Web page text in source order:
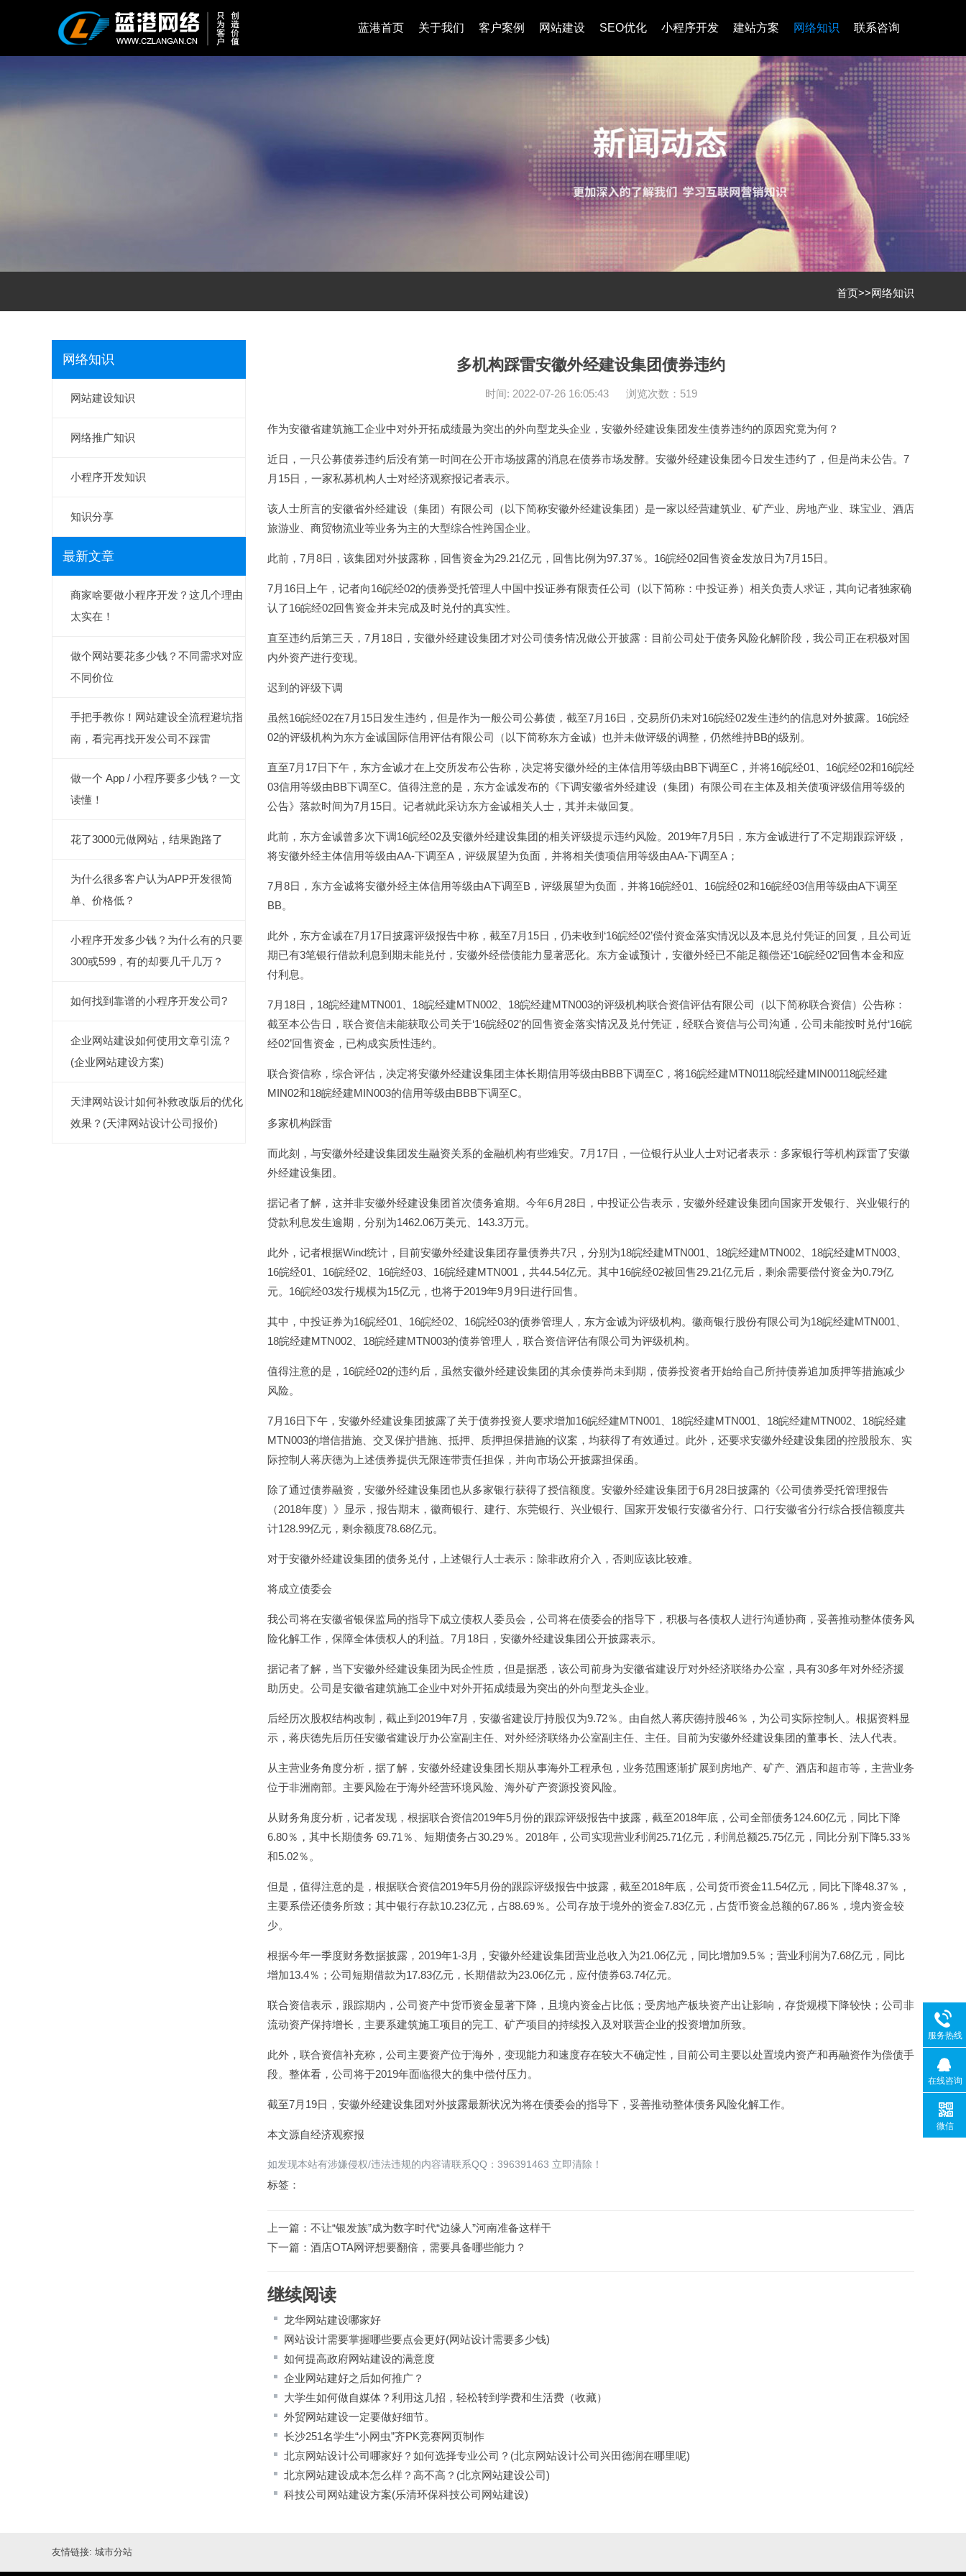
蓝港首页 关于我们 客户案例 网站建设 SEO优化 小程序开发 建站方案 网络知识 联系咨询
首页>>网络知识
网络知识
网站建设知识
网络推广知识
小程序开发知识
知识分享
最新文章
商家啥要做小程序开发？这几个理由
太实在！
做个网站要花多少钱？不同需求对应
不同价位
手把手教你！网站建设全流程避坑指
南，看完再找开发公司不踩雷
做一个 App / 小程序要多少钱？一文
读懂！
花了3000元做网站，结果跑路了
为什么很多客户认为APP开发很简
单、价格低？
小程序开发多少钱？为什么有的只要
300或599，有的却要几千几万？
如何找到靠谱的小程序开发公司?
企业网站建设如何使用文章引流？
(企业网站建设方案)
天津网站设计如何补救改版后的优化
效果？(天津网站设计公司报价)
多机构踩雷安徽外经建设集团债券违约
时间: 2022-07-26 16:05:43 浏览次数：519
作为安徽省建筑施工企业中对外开拓成绩最为突出的外向型龙头企业，安徽外经建设集团发生债券违约的原因究竟为何？
近日，一只公募债券违约后没有第一时间在公开市场披露的消息在债券市场发酵。安徽外经建设集团今日发生违约了，但是尚未公告。7
月15日，一家私募机构人士对经济观察报记者表示。
该人士所言的安徽省外经建设（集团）有限公司（以下简称安徽外经建设集团）是一家以经营建筑业、矿产业、房地产业、珠宝业、酒店
旅游业、商贸物流业等业务为主的大型综合性跨国企业。
此前，7月8日，该集团对外披露称，回售资金为29.21亿元，回售比例为97.37％。16皖经02回售资金发放日为7月15日。
7月16日上午，记者向16皖经02的债券受托管理人中国中投证券有限责任公司（以下简称：中投证券）相关负责人求证，其向记者独家确
认了16皖经02回售资金并未完成及时兑付的真实性。
直至违约后第三天，7月18日，安徽外经建设集团才对公司债务情况做公开披露：目前公司处于债务风险化解阶段，我公司正在积极对国
内外资产进行变现。
迟到的评级下调
虽然16皖经02在7月15日发生违约，但是作为一般公司公募债，截至7月16日，交易所仍未对16皖经02发生违约的信息对外披露。16皖经
02的评级机构为东方金诚国际信用评估有限公司（以下简称东方金诚）也并未做评级的调整，仍然维持BB的级别。
直至7月17日下午，东方金诚才在上交所发布公告称，决定将安徽外经的主体信用等级由BB下调至C，并将16皖经01、16皖经02和16皖经
03信用等级由BB下调至C。值得注意的是，东方金诚发布的《下调安徽省外经建设（集团）有限公司在主体及相关债项评级信用等级的
公告》落款时间为7月15日。记者就此采访东方金诚相关人士，其并未做回复。
此前，东方金诚曾多次下调16皖经02及安徽外经建设集团的相关评级提示违约风险。2019年7月5日，东方金诚进行了不定期跟踪评级，
将安徽外经主体信用等级由AA-下调至A，评级展望为负面，并将相关债项信用等级由AA-下调至A；
7月8日，东方金诚将安徽外经主体信用等级由A下调至B，评级展望为负面，并将16皖经01、16皖经02和16皖经03信用等级由A下调至
BB。
此外，东方金诚在7月17日披露评级报告中称，截至7月15日，仍未收到‘16皖经02’偿付资金落实情况以及本息兑付凭证的回复，且公司近
期已有3笔银行借款利息到期未能兑付，安徽外经偿债能力显著恶化。东方金诚预计，安徽外经已不能足额偿还‘16皖经02’回售本金和应
付利息。
7月18日，18皖经建MTN001、18皖经建MTN002、18皖经建MTN003的评级机构联合资信评估有限公司（以下简称联合资信）公告称：
截至本公告日，联合资信未能获取公司关于‘16皖经02’的回售资金落实情况及兑付凭证，经联合资信与公司沟通，公司未能按时兑付‘16皖
经02’回售资金，已构成实质性违约。
联合资信称，综合评估，决定将安徽外经建设集团主体长期信用等级由BBB下调至C，将16皖经建MTN0118皖经建MIN00118皖经建
MIN02和18皖经建MIN003的信用等级由BBB下调至C。
多家机构踩雷
而此刻，与安徽外经建设集团发生融资关系的金融机构有些难安。7月17日，一位银行从业人士对记者表示：多家银行等机构踩雷了安徽
外经建设集团。
据记者了解，这并非安徽外经建设集团首次债务逾期。今年6月28日，中投证公告表示，安徽外经建设集团向国家开发银行、兴业银行的
贷款利息发生逾期，分别为1462.06万美元、143.3万元。
此外，记者根据Wind统计，目前安徽外经建设集团存量债券共7只，分别为18皖经建MTN001、18皖经建MTN002、18皖经建MTN003、
16皖经01、16皖经02、16皖经03、16皖经建MTN001，共44.54亿元。其中16皖经02被回售29.21亿元后，剩余需要偿付资金为0.79亿
元。16皖经03发行规模为15亿元，也将于2019年9月9日进行回售。
其中，中投证券为16皖经01、16皖经02、16皖经03的债券管理人，东方金诚为评级机构。徽商银行股份有限公司为18皖经建MTN001、
18皖经建MTN002、18皖经建MTN003的债券管理人，联合资信评估有限公司为评级机构。
值得注意的是，16皖经02的违约后，虽然安徽外经建设集团的其余债券尚未到期，债券投资者开始给自己所持债券追加质押等措施减少
风险。
7月16日下午，安徽外经建设集团披露了关于债券投资人要求增加16皖经建MTN001、18皖经建MTN001、18皖经建MTN002、18皖经建
MTN003的增信措施、交叉保护措施、抵押、质押担保措施的议案，均获得了有效通过。此外，还要求安徽外经建设集团的控股股东、实
际控制人蒋庆德为上述债券提供无限连带责任担保，并向市场公开披露担保函。
除了通过债券融资，安徽外经建设集团也从多家银行获得了授信额度。安徽外经建设集团于6月28日披露的《公司债券受托管理报告
（2018年度）》显示，报告期末，徽商银行、建行、东莞银行、兴业银行、国家开发银行安徽省分行、口行安徽省分行综合授信额度共
计128.99亿元，剩余额度78.68亿元。
对于安徽外经建设集团的债务兑付，上述银行人士表示：除非政府介入，否则应该比较难。
将成立债委会
我公司将在安徽省银保监局的指导下成立债权人委员会，公司将在债委会的指导下，积极与各债权人进行沟通协商，妥善推动整体债务风
险化解工作，保障全体债权人的利益。7月18日，安徽外经建设集团公开披露表示。
据记者了解，当下安徽外经建设集团为民企性质，但是据悉，该公司前身为安徽省建设厅对外经济联络办公室，具有30多年对外经济援
助历史。公司是安徽省建筑施工企业中对外开拓成绩最为突出的外向型龙头企业。
后经历次股权结构改制，截止到2019年7月，安徽省建设厅持股仅为9.72％。由自然人蒋庆德持股46％，为公司实际控制人。根据资料显
示，蒋庆德先后历任安徽省建设厅办公室副主任、对外经济联络办公室副主任、主任。目前为安徽外经建设集团的董事长、法人代表。
从主营业务角度分析，据了解，安徽外经建设集团长期从事海外工程承包，业务范围逐渐扩展到房地产、矿产、酒店和超市等，主营业务
位于非洲南部。主要风险在于海外经营环境风险、海外矿产资源投资风险。
从财务角度分析，记者发现，根据联合资信2019年5月份的跟踪评级报告中披露，截至2018年底，公司全部债务124.60亿元，同比下降
6.80％，其中长期债务 69.71％、短期债务占30.29％。2018年，公司实现营业利润25.71亿元，利润总额25.75亿元，同比分别下降5.33％
和5.02％。
但是，值得注意的是，根据联合资信2019年5月份的跟踪评级报告中披露，截至2018年底，公司货币资金11.54亿元，同比下降48.37％，
主要系偿还债务所致；其中银行存款10.23亿元，占88.69％。公司存放于境外的资金7.83亿元，占货币资金总额的67.86％，境内资金较
少。
根据今年一季度财务数据披露，2019年1-3月，安徽外经建设集团营业总收入为21.06亿元，同比增加9.5％；营业利润为7.68亿元，同比
增加13.4％；公司短期借款为17.83亿元，长期借款为23.06亿元，应付债券63.74亿元。
联合资信表示，跟踪期内，公司资产中货币资金显著下降，且境内资金占比低；受房地产板块资产出让影响，存货规模下降较快；公司非
流动资产保持增长，主要系建筑施工项目的完工、矿产项目的持续投入及对联营企业的投资增加所致。
此外，联合资信补充称，公司主要资产位于海外，变现能力和速度存在较大不确定性，目前公司主要以处置境内资产和再融资作为偿债手
段。整体看，公司将于2019年面临很大的集中偿付压力。
截至7月19日，安徽外经建设集团对外披露最新状况为将在债委会的指导下，妥善推动整体债务风险化解工作。
本文源自经济观察报
如发现本站有涉嫌侵权/违法违规的内容请联系QQ：396391463 立即清除！
标签：
上一篇： 不让“银发族”成为数字时代“边缘人”河南准备这样干
下一篇： 酒店OTA网评想要翻倍，需要具备哪些能力？
继续阅读
龙华网站建设哪家好
网站设计需要掌握哪些要点会更好(网站设计需要多少钱)
如何提高政府网站建设的满意度
企业网站建好之后如何推广？
大学生如何做自媒体？利用这几招，轻松转到学费和生活费（收藏）
外贸网站建设一定要做好细节。
长沙251名学生“小网虫”齐PK竞赛网页制作
北京网站设计公司哪家好？如何选择专业公司？(北京网站设计公司兴田德润在哪里呢)
北京网站建设成本怎么样？高不高？(北京网站建设公司)
科技公司网站建设方案(乐清环保科技公司网站建设)
友情链接: 城市分站
服务热线
在线咨询
微信